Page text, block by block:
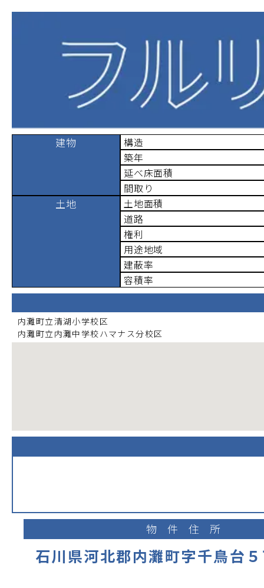
建物
構造
築年
延べ床面積
間取り
土地
土地面積
道路
権利
用途地域
建蔽率
容積率
内灘町立清湖小学校区
内灘町立内灘中学校ハマナス分校区
物件住所
石川県河北郡内灘町字千鳥台